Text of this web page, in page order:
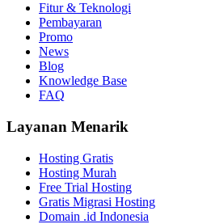
Fitur & Teknologi
Pembayaran
Promo
News
Blog
Knowledge Base
FAQ
Layanan Menarik
Hosting Gratis
Hosting Murah
Free Trial Hosting
Gratis Migrasi Hosting
Domain .id Indonesia